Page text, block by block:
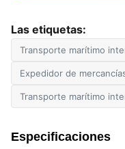
Las etiquetas:
Transporte marítimo
Expedidor de
Transporte marítimo
Especificaciones